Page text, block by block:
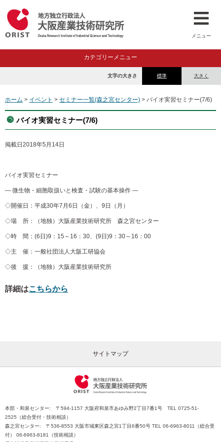
メニュー
カテゴリーメニュー
標準 大きく
文字の大きさ
ホーム > イベント > セミナー一覧(森之宮センター) > バイオ実習セミナー(7/6)
バイオ実習セミナー(7/6)
掲載日 2018年5月14日
バイオ実習セミナー
― 微生物・細胞取扱いと検査・試験の基本操作 ―
◇開催日：平成30年7月6日（金）、9日（月）
◇場 所：（地独）大阪産業技術研究所 森之宮センター
◇時 間：(6日)9：15～16：30、(9日)9：30～16：00
◇主 催：一般社団法人大阪工研協会
◇後 援：（地独）大阪産業技術研究所
詳細はこちらから
サイトマップ
本部・和泉センター: 〒594-1157 大阪府和泉市あゆみ野2丁目7番1号 TEL 0725-51-
2525（総合受付・技術相談）
森之宮センター: 〒536-8553 大阪市城東区森之宮1丁目6番50号 TEL 06-6963-8011（総合受
付） 06-6963-8181（技術相談）